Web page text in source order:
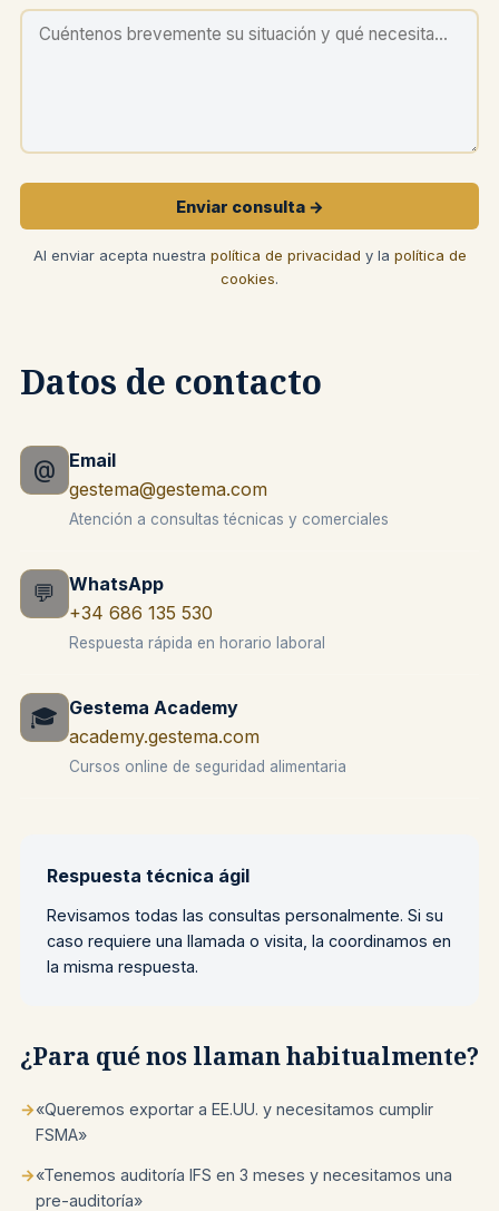
Enviar consulta →
Al enviar acepta nuestra política de privacidad y la política de
cookies.
Datos de contacto
@
Email
gestema@gestema.com
Atención a consultas técnicas y comerciales
💬
WhatsApp
+34 686 135 530
Respuesta rápida en horario laboral
🎓 Gestema Academy
academy.gestema.com
Cursos online de seguridad alimentaria
Respuesta técnica ágil
Revisamos todas las consultas personalmente. Si su
caso requiere una llamada o visita, la coordinamos en
la misma respuesta.
¿Para qué nos llaman habitualmente?
→«Queremos exportar a EE.UU. y necesitamos cumplir
FSMA»
→«Tenemos auditoría IFS en 3 meses y necesitamos una
pre-auditoría»